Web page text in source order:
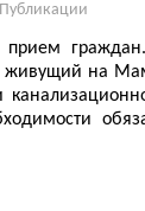
Публикации
прием
на